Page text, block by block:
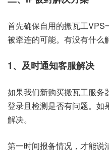
首先确保自用的搬瓦工VPS
被牵连的可能。有没有什么
1、及时通知客服解决
如果我们新购买搬瓦工服务
登录且检测是否有问题。如
解决。
第一时间报备情况，才能说